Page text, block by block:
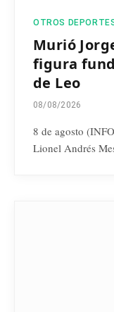
OTROS
Murió
figura
de Leo
08/08/2026
8 de agosto
Lionel Andrés